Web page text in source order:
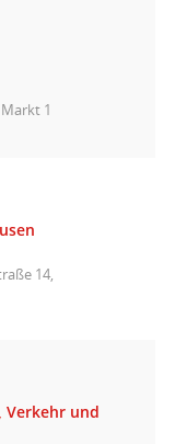
1
14,
Verkehr und